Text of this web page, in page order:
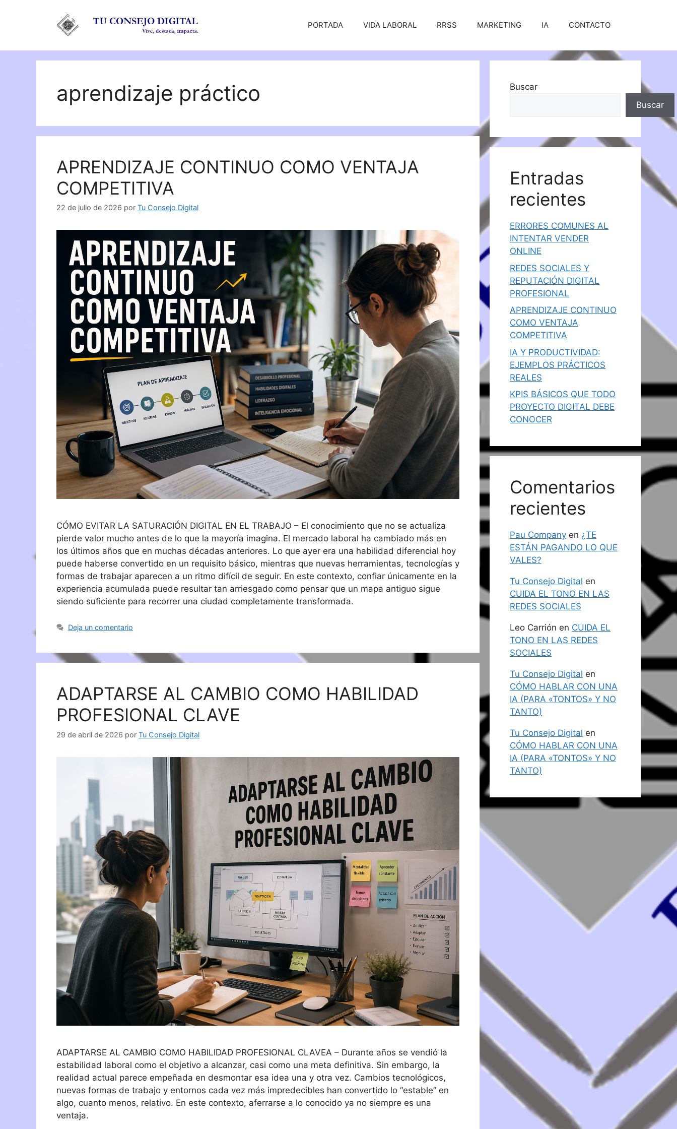
PORTADA VIDA LABORAL RRSS MARKETING IA CONTACTO
aprendizaje práctico
APRENDIZAJE CONTINUO COMO VENTAJA
COMPETITIVA
22 de julio de 2026 por Tu Consejo Digital
CÓMO EVITAR LA SATURACIÓN DIGITAL EN EL TRABAJO – El conocimiento que no se actualiza
pierde valor mucho antes de lo que la mayoría imagina. El mercado laboral ha cambiado más en
los últimos años que en muchas décadas anteriores. Lo que ayer era una habilidad diferencial hoy
puede haberse convertido en un requisito básico, mientras que nuevas herramientas, tecnologías y
formas de trabajar aparecen a un ritmo difícil de seguir. En este contexto, confiar únicamente en la
experiencia acumulada puede resultar tan arriesgado como pensar que un mapa antiguo sigue
siendo suficiente para recorrer una ciudad completamente transformada.
Deja un comentario
ADAPTARSE AL CAMBIO COMO HABILIDAD
PROFESIONAL CLAVE
29 de abril de 2026 por Tu Consejo Digital
ADAPTARSE AL CAMBIO COMO HABILIDAD PROFESIONAL CLAVEA – Durante años se vendió la
estabilidad laboral como el objetivo a alcanzar, casi como una meta definitiva. Sin embargo, la
realidad actual parece empeñada en desmontar esa idea una y otra vez. Cambios tecnológicos,
nuevas formas de trabajo y entornos cada vez más impredecibles han convertido lo “estable” en
algo, cuanto menos, relativo. En este contexto, aferrarse a lo conocido ya no siempre es una
ventaja.
Buscar
Buscar
Entradas
recientes
ERRORES COMUNES AL
INTENTAR VENDER
ONLINE
REDES SOCIALES Y
REPUTACIÓN DIGITAL
PROFESIONAL
APRENDIZAJE CONTINUO
COMO VENTAJA
COMPETITIVA
IA Y PRODUCTIVIDAD:
EJEMPLOS PRÁCTICOS
REALES
KPIS BÁSICOS QUE TODO
PROYECTO DIGITAL DEBE
CONOCER
Comentarios
recientes
Pau Company en ¿TE
ESTÁN PAGANDO LO QUE
VALES?
Tu Consejo Digital en
CUIDA EL TONO EN LAS
REDES SOCIALES
Leo Carrión en CUIDA EL
TONO EN LAS REDES
SOCIALES
Tu Consejo Digital en
CÓMO HABLAR CON UNA
IA (PARA «TONTOS» Y NO
TANTO)
Tu Consejo Digital en
CÓMO HABLAR CON UNA
IA (PARA «TONTOS» Y NO
TANTO)